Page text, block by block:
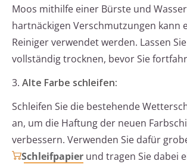
Moos mithilfe einer Bürste und
hartnäckigen Verschmutzungen kann
Reiniger verwendet werden. Lassen
vollständig trocknen, bevor Sie
3. Alte Farbe schleifen:
Schleifen Sie die bestehende
an, um die Haftung der neuen
verbessern. Verwenden Sie dafür
Schleifpapier und tragen Sie dabei